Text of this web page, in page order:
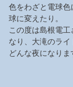
色をわざと電球
球に変えたり。
この度は島根電
なり、大滝のライ
どんな夜になりま